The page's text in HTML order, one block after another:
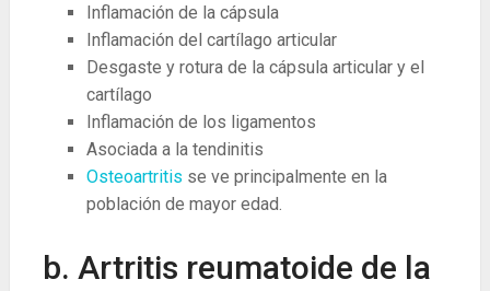
Inflamación de la cápsula
Inflamación del cartílago articular
Desgaste y rotura de la cápsula articular y el
cartílago
Inflamación de los ligamentos
Asociada a la tendinitis
Osteoartritis se ve principalmente en la
población de mayor edad.
b. Artritis reumatoide de la